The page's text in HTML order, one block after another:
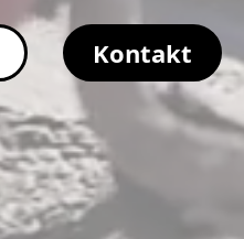
Kontakt